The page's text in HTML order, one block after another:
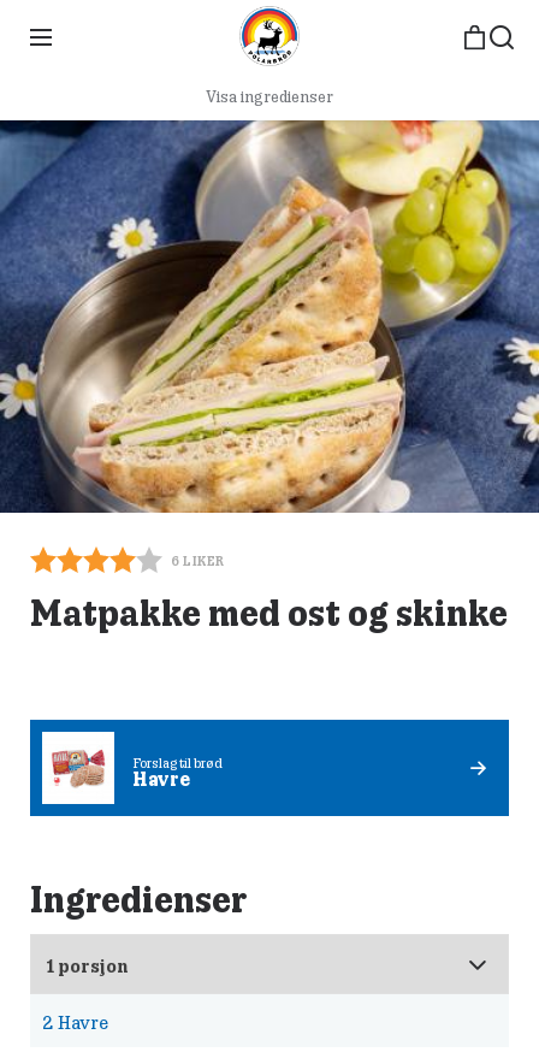
Visa ingredienser
6 LIKER
Matpakke med ost og skinke
Forslag til brød
Havre
Ingredienser
2 Havre